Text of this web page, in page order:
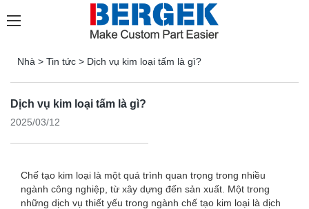
Nhà > Tin tức > Dịch vụ kim loại tấm là gì?
Dịch vụ kim loại tấm là gì?
2025/03/12
Chế tạo kim loại là một quá trình quan trọng trong nhiều
ngành công nghiệp, từ xây dựng đến sản xuất. Một trong
những dịch vụ thiết yếu trong ngành chế tạo kim loại là dịch